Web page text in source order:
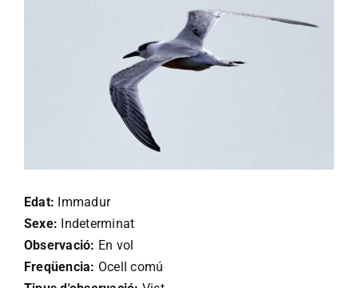
Edat: Immadur
Sexe: Indeterminat
Observació: En vol
Freqüencia: Ocell comú